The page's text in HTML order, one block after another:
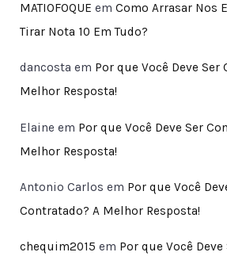
MATIOFOQUE em Como Arrasar Nos
Tirar Nota 10 Em Tudo?
dancosta em Por que Você Deve Ser
Melhor Resposta!
Elaine em Por que Você Deve Ser
Melhor Resposta!
Antonio Carlos em Por que Você
Contratado? A Melhor Resposta!
chequim2015 em Por que Você Deve